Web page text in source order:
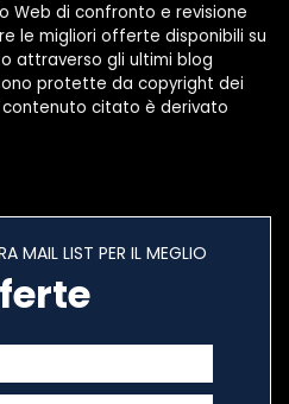
Web di confronto e revisione
le migliori offerte disponibili su
attraverso gli ultimi blog
protette da copyright dei
citato è derivato
MAIL LIST PER IL MEGLIO